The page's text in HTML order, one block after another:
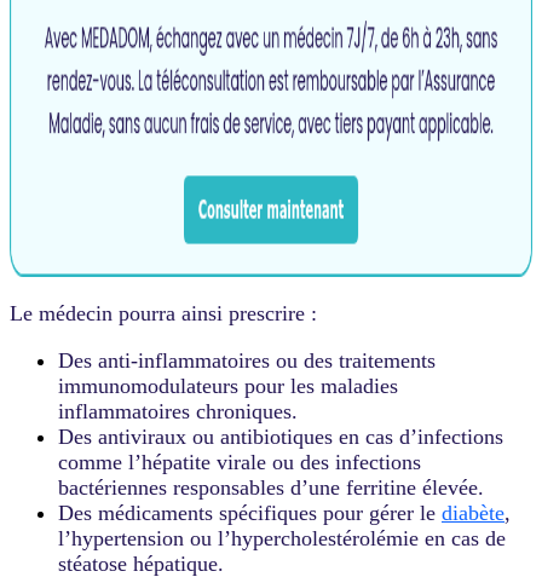
Le médecin pourra ainsi prescrire :
Des anti-inflammatoires ou des traitements
immunomodulateurs pour les maladies
inflammatoires chroniques.
Des antiviraux ou antibiotiques en cas d’infections
comme l’hépatite virale ou des infections
bactériennes responsables d’une ferritine élevée.
Des médicaments spécifiques pour gérer le diabète,
l’hypertension ou l’hypercholestérolémie en cas de
stéatose hépatique.